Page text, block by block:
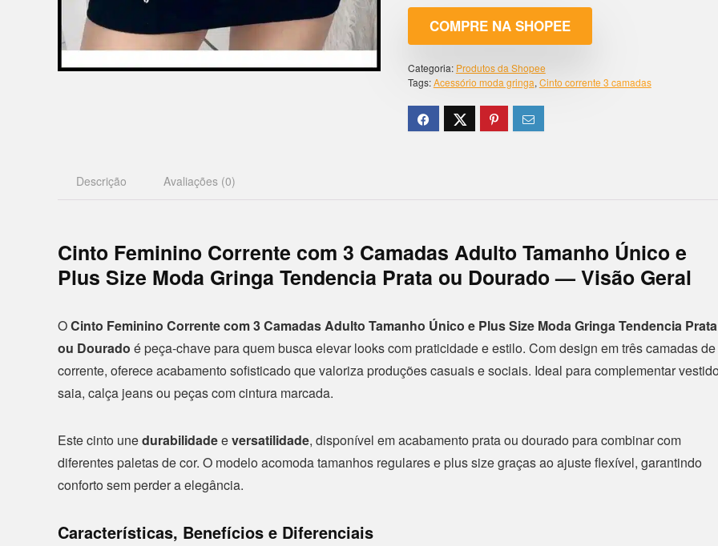
COMPRE NA SHOPEE
Categoria: Produtos da Shopee
Tags:Acessório moda gringa, Cinto corrente 3 camadas
Descrição Avaliações (0)
Cinto Feminino Corrente com 3 Camadas Adulto Tamanho Único e
Plus Size Moda Gringa Tendencia Prata ou Dourado — Visão Geral
OCinto Feminino Corrente com 3 Camadas Adulto Tamanho Único e Plus Size Moda Gringa Tendencia Prata
ou Dourado é peça-chave para quem busca elevar looks com praticidade e estilo. Com design em três camadas de
corrente, oferece acabamento sofisticado que valoriza produções casuais e sociais. Ideal para complementar
saia, calça jeans ou peças com cintura marcada.
Este cinto unedurabilidadeeversatilidade, disponível em acabamento prata ou dourado para combinar com
diferentes paletas de cor. O modelo acomoda tamanhos regulares e plus size graças ao ajuste flexível, garantindo
conforto sem perder a elegância.
Características, Benefícios e Diferenciais